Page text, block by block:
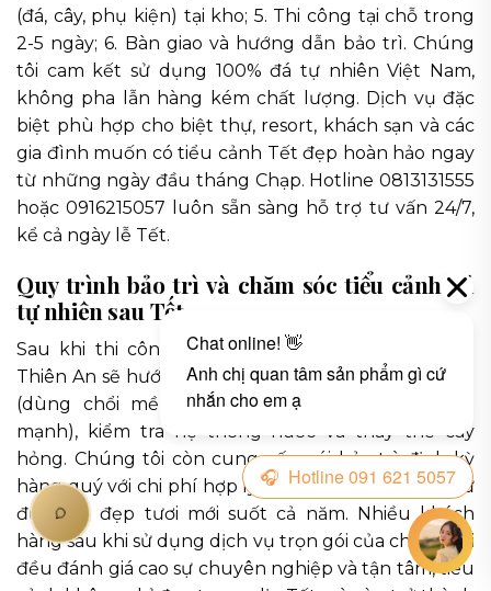
(đá, cây, phụ kiện) tại kho; 5. Thi công tại chỗ trong
2-5 ngày; 6. Bàn giao và hướng dẫn bảo trì. Chúng
tôi cam kết sử dụng 100% đá tự nhiên Việt Nam,
không pha lẫn hàng kém chất lượng. Dịch vụ đặc
biệt phù hợp cho biệt thự, resort, khách sạn và các
gia đình muốn có tiểu cảnh Tết đẹp hoàn hảo ngay
từ những ngày đầu tháng Chạp. Hotline 0813131555
hoặc 0916215057 luôn sẵn sàng hỗ trợ tư vấn 24/7,
kể cả ngày lễ Tết.
Quy trình bảo trì và chăm sóc tiểu cảnh đá
tự nhiên sau Tết
Sau khi thi công, đội ngũ kỹ thuật của Đá Cảnh
Thiên An sẽ hướng dẫn chi tiết cách vệ sinh đá cuội
(dùng chổi mềm và nước sạch, tránh hóa chất
mạnh), kiểm tra hệ thống nước và thay thế cây
hỏng. Chúng tôi còn cung cấp gói bảo trì định kỳ
hàng quý với chi phí hợp lý, giúp tiểu cảnh luôn giữ
được vẻ đẹp tươi mới suốt cả năm. Nhiều khách
hàng sau khi sử dụng dịch vụ trọn gói của chúng tôi
đều đánh giá cao sự chuyên nghiệp và tận tâm, tiểu